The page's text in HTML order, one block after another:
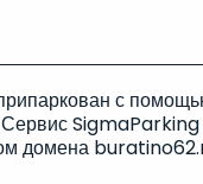
с
SigmaParking
домена